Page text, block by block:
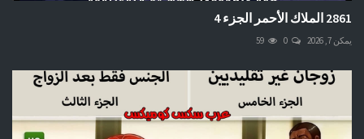
2861 الملاك الأحمر الجزء 4
يمكن 7, 2026 0
59